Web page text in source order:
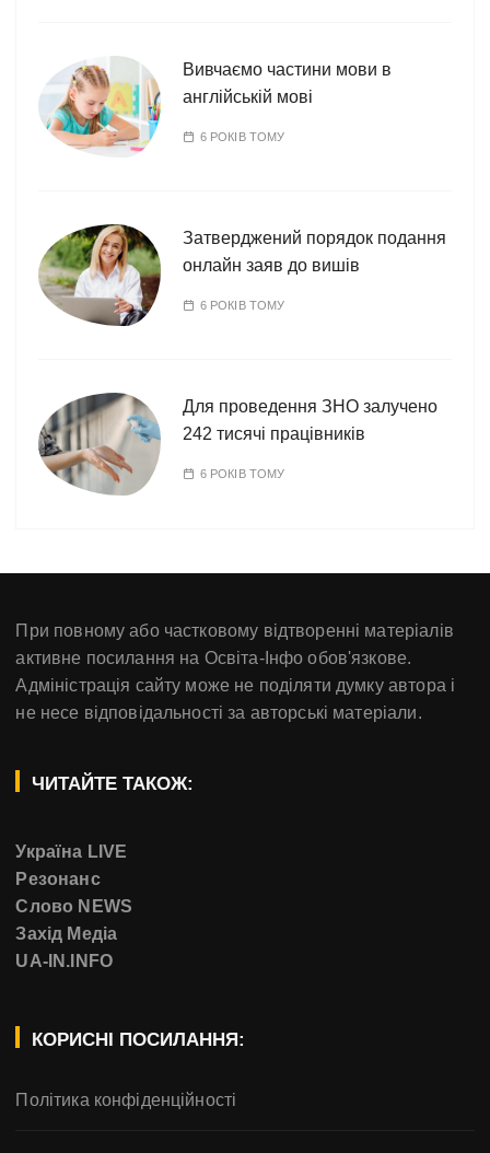
Вивчаємо частини мови в
англійській мові
6 РОКІВ ТОМУ
Затверджений порядок подання
онлайн заяв до вишів
6 РОКІВ ТОМУ
Для проведення ЗНО залучено
242 тисячі працівників
6 РОКІВ ТОМУ
При повному або частковому відтворенні матеріалів
активне посилання на Освіта-Інфо обов'язкове.
Адміністрація сайту може не поділяти думку автора і
не несе відповідальності за авторські матеріали.
ЧИТАЙТЕ ТАКОЖ:
Україна LIVE
Резонанс
Слово NEWS
Захід Медіа
UA-IN.INFO
КОРИСНІ ПОСИЛАННЯ:
Політика конфіденційності